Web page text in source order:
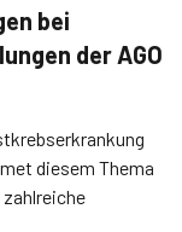
bei
der AGO
diesem Thema